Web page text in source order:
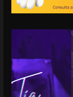
OPINIÓN